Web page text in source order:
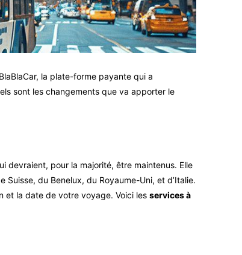
la plate-forme payante qui a
sont les changements que va apporter le
devraient, pour la majorité, être maintenus. Elle
Suisse, du Benelux, du Royaume-Uni, et d’Italie.
et la date de votre voyage. Voici les services à